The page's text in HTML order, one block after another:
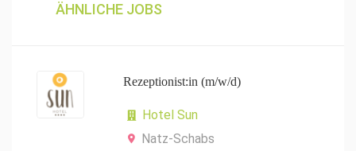
ÄHNLICHE JOBS
Rezeptionist:in (m/w/d)
Hotel Sun
Natz-Schabs